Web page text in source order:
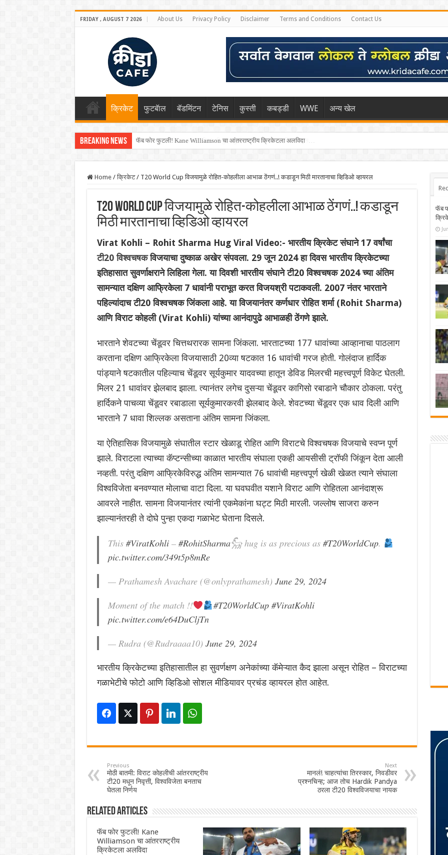
FRIDAY , AUGUST 7 2026 About Us Privacy Policy Disclaimer Terms and Conditions Contact Us
क्रिकेट फुटबॅाल बॅडमिंटन टेनिस कुस्ती कबड्डी WWE अन्य खेल
Breaking News Shreyas Iyer कॅप्टन झाला! टी20 ची पुन्हा मुंबईकराच्या खांद्यावर, एशियन गेम्स…
Home / क्रिकेट / T20 World Cup विजयामुळे रोहित-कोहलीला आभाळ ठेंगणं..! कडाडून मिठी मारतानाचा व्हिडिओ व्हायरल
T20 World Cup विजयामुळे रोहित-कोहलीला आभाळ ठेंगणं..! कडाडून
मिठी मारतानाचा व्हिडिओ व्हायरल
Virat Kohli – Rohit Sharma Hug Viral Video:- भारतीय क्रिकेट संघाने 17 वर्षांचा
टी20 विश्वचषकविजयाचा दुष्काळ अखेर संपवला. 29 जून 2024 हा दिवस भारतीय क्रिकेटच्या
इतिहासात सुवर्णाक्षराने लिहिला गेला. या दिवशी भारतीय संघाने टी20 विश्वचषक 2024 च्या अंतिम
सामन्यात दक्षिण आफ्रिकेला 7 धावांनी पराभूत करत विजयश्री पटाकवली. 2007 नंतर भारताने
पहिल्यांदाच टी20 विश्वचषक जिंकला आहे. या विजयानंतर कर्णधार रोहित शर्मा (Rohit Sharma)
आणि विराट कोहली (Virat Kohli) यांच्या आनंदापुढे आभाळही ठेंगणे झाले.
भारताने शेवटच्या चेंडूवर चित्तथरारक सामना जिंकला. भारताटच्या 177 धावांच्या आव्हानाचा पाठलाग
करताना दक्षिण आफ्रिकेला विजयासाठी 20व्या षटकात 16 धावांची गरज होती. गोलंदाज हार्दिक
पांड्याने षटकातील पहिल्याच चेंडूवर सूर्यकुमार यादवच्या हातून डेविड मिलरची महत्त्वपूर्ण विकेट घेतली.
मिलर 21 धावांवर झेलबाद झाला. त्यानंतर लगेच दुसऱ्या चेंडूवर कागिसो रबाडाने चौकार ठोकला. परंतु
हार्दिकने पाचव्या चेंडूवर रबाडाला सूर्यकुमारकरवी झेलबाद केले. शेवटच्या चेंडूवर एक धाव दिली आणि
भारताने 7 धावा शिल्लक असताना अंतिम सामना जिंकला.
या ऐतिहासिक विजयामुळे संघातील स्टार खेळाडू रोहित आणि विराटचे विश्वचषक विजयाचे स्वप्न पूर्ण
झाले. विराटला त्याच्या कॅप्टन्सीच्या काळात भारतीय संघाला एकही आयसीसी ट्रॉफी जिंकून देता आली
नव्हती. परंतु दक्षिण आफ्रिकेविरुद्ध अंतिम सामन्यात 76 धावांची महत्त्वपूर्ण खेळी खेळत त्याने संघाला
विश्वविजेता बनवण्यात मोलाचा वाटा दिला. या घवघवीत यशाने विराट आणि रोहितला आनंदाश्रू
आवरले नाहीत. सामना विजयानंतर त्यांनी एकमेकांना घट्ट मिठी मारली. जल्लोष साजरा करुन
झाल्यानंतरही ते दोघे पुन्हा एकदा गळाभेट घेताना दिसले.
This #ViratKohli– #RohitSharma𓃵hug is as precious as #T20WorldCup.
pic.twitter.com/349t5p8mRe
— Prathamesh Avachare (@onlyprathamesh) June 29, 2024
Moment of the match !!
#T20WorldCup #ViratKohli
pic.twitter.com/e64DuCljTn
— Rudra (@Rudraaaa10) June 29, 2024
भारतीय क्रिकेटच्या इतिहासातील हा सुवर्णक्षण अनेकांच्या कॅमेऱ्यात कैद झाला असून रोहित – विराटच्या
गळाभेटीचे फोटो आणि व्हिडिओ सोशल मीडियावर प्रचंड व्हायरल होत आहेत.
Previous
मोठी बातमी: विराट कोहलीची आंतरराष्ट्रीय
टी20 मधून निवृत्ती, विश्वविजेता बनताच
घेतला निर्णय
Next
मानलं! चाहत्यांचा तिरस्कार, निवडीवर
प्रश्नचिन्ह; आज तोच Hardik Pandya
ठरला टी20 विश्वविजयाचा नायक
Related Articles
फॅब फोर फुटली! Kane
Williamson चा आंतरराष्ट्रीय
क्रिकेटला अलविदा
फॅब